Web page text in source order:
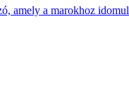
amely a marokhoz idomul